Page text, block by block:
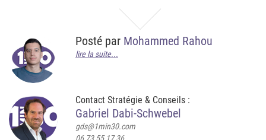
Posté par Mohammed Rahou
lire la suite...
Contact Stratégie & Conseils :
Gabriel Dabi-Schwebel
gds@1min30.com